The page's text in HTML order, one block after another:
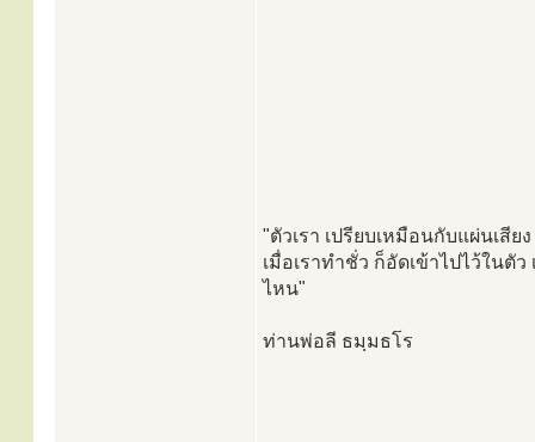
"ตัวเรา เปรียบเหมือนกับแผ่นเสีย
เมื่อเราทำชั่ว ก็อัดเข้าไปไว้ในตั
ไหน"
ท่านพ่อลี ธมฺมธโร